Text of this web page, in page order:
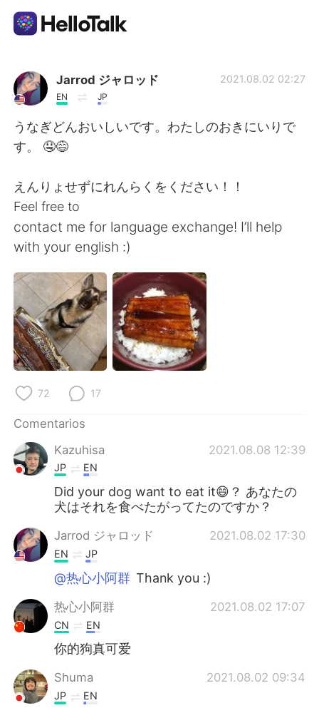
Aplicación de intercambio de idiomas
AI Grammar Checker
Español
繁體中文
Français Deutsch
日本語 한국어
Русский ไทย
Indonesia
Türkçe
Português
Jarrod ジャロッド
EN JP
2021.08.02 02:27
うなぎどんおいしいです。わたしのおきにいりで
す。 🤤😅
えんりょせずにれんらくをください！！
Feel free to
contact me for language exchange! I’ll help
with your english :)
72 17
Comentarios
Kazuhisa
2021.08.08 12:39
JP EN
Did your dog want to eat it😄？ あなたの
犬はそれを食べたがってたのですか？
Jarrod ジャロッド 2021.08.02 17:30
EN JP
@热心小阿群 Thank you :)
热心小阿群 2021.08.02 17:07
CN EN
你的狗真可爱
Shuma 2021.08.02 09:34
JP EN